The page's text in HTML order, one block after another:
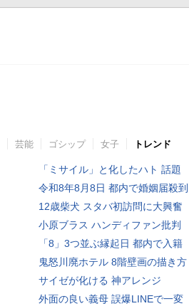
芸能 ゴシップ 女子 トレンド
「ミサイル」と化したハト 話題
令和8年8月8日 都内で婚姻届殺到
12歳柴犬 スタバ初訪問に大興奮
小原ブラス ハンディファン批判
「8」3つ並ぶ縁起日 都内で入籍
鬼怒川廃ホテル 8階壁画の描き方
サイゼが化ける 神アレンジ
外面の良い義母 誤爆LINEで一変